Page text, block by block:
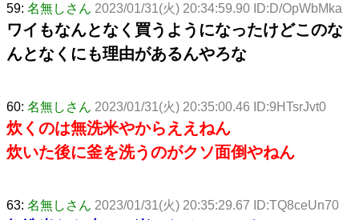
59: 名無しさん 2023/01/31(火) 20:34:59.90 ID:D/OpWbMka
ワイもなんとなく買うようになったけどこのな
んとなくにも理由があるんやろな
60: 名無しさん 2023/01/31(火) 20:35:00.46 ID:9HTsrJvt0
炊くのは無洗米やからええねん
炊いた後に釜を洗うのがクソ面倒やねん
63: 名無しさん 2023/01/31(火) 20:35:29.67 ID:TQ8ceUn70